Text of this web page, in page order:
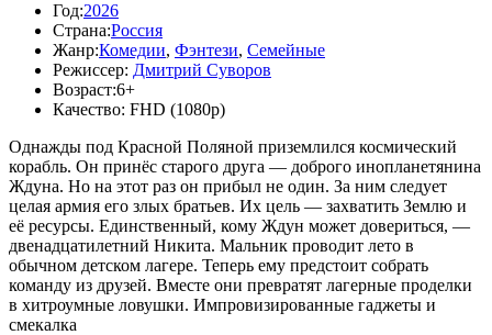
Год:2026
Страна:Россия
Жанр:Комедии, Фэнтези, Семейные
Режиссер: Дмитрий Суворов
Возраст:6+
Качество: FHD (1080p)
Однажды под Красной Поляной приземлился космический
корабль. Он принёс старого друга — доброго инопланетянина
Ждуна. Но на этот раз он прибыл не один. За ним следует
целая армия его злых братьев. Их цель — захватить Землю и
её ресурсы. Единственный, кому Ждун может довериться, —
двенадцатилетний Никита. Мальник проводит лето в
обычном детском лагере. Теперь ему предстоит собрать
команду из друзей. Вместе они превратят лагерные проделки
в хитроумные ловушки. Импровизированные гаджеты и
смекалка